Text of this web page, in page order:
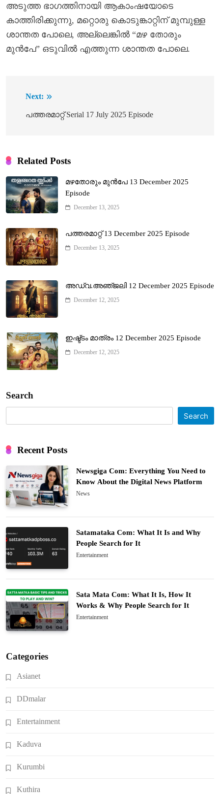
അടുത്ത ഭാഗത്തിനായി ആകാംഷയോടെ
കാത്തിരിക്കുന്നു, മറ്റൊരു കൊടുങ്കാറ്റിന് മുമ്പുള്ള
ശാന്തത പോലെ, അല്ലെങ്കിൽ “മഴ തോരും
മുൻപേ” ഒടുവിൽ എത്തുന്ന ശാന്തത പോലെ.
Post
navigation
Next:
പത്തരമാറ്റ് Serial 17 July 2025 Episode
Related Posts
മഴതോരും മുൻപേ 13 December 2025
Episode
December 13, 2025
പത്തരമാറ്റ് 13 December 2025 Episode
December 13, 2025
അഡ്വ.അഞ്‌ജലി 12 December 2025 Episode
December 12, 2025
ഇഷ്ട്ടം മാത്രം 12 December 2025 Episode
December 12, 2025
Search
Search
Recent Posts
Newsgiga Com: Everything You Need to
Know About the Digital News Platform
News
Satamataka Com: What It Is and Why
People Search for It
Entertainment
Sata Mata Com: What It Is, How It
Works & Why People Search for It
Entertainment
Categories
Asianet
DDmalar
Entertainment
Kaduva
Kurumbi
Kuthira